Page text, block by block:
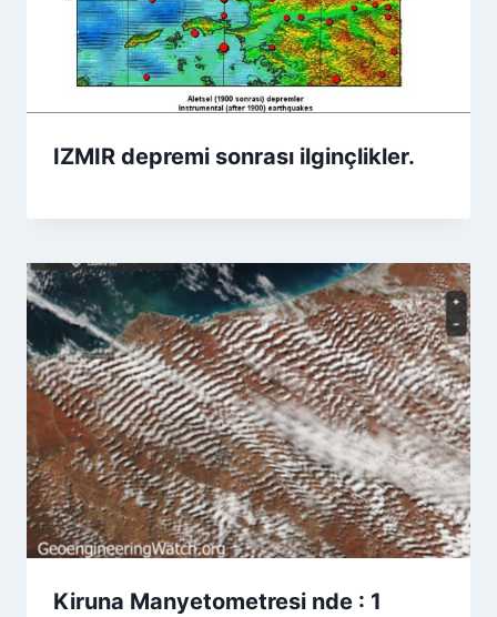
IZMIR depremi sonrası ilginçlikler.
Kiruna Manyetometresi nde : 1